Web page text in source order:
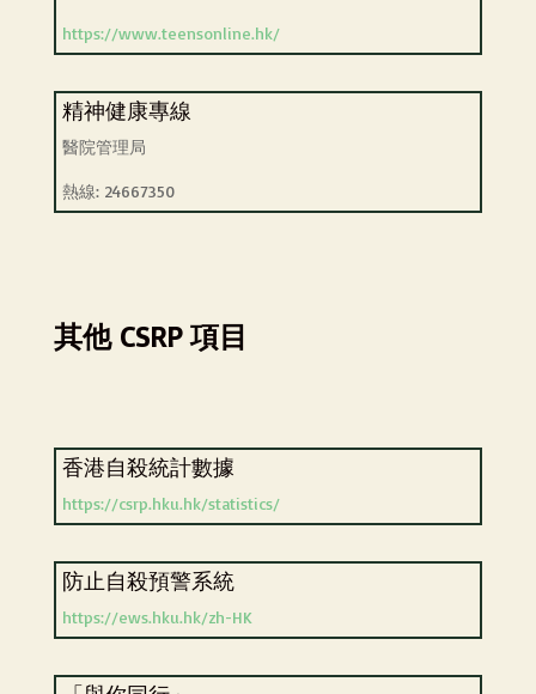
https://www.teensonline.hk/
精神健康專線
醫院管理局
熱線: 24667350
其他 CSRP 項目
香港自殺統計數據
https://csrp.hku.hk/statistics/
防止自殺預警系統
https://ews.hku.hk/zh-HK